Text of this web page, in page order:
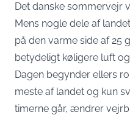
Det danske sommervejr
Mens nogle dele af
på den varme side af 25
betydeligt køligere luft
Dagen begynder ellers
meste af landet og kun
timerne går, ændrer